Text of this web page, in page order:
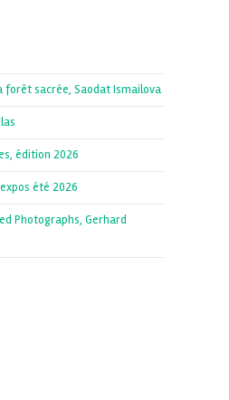
forêt sacrée, Saodat Ismailova
édition 2026
été 2026
Photographs, Gerhard